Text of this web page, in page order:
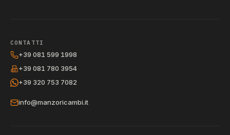
CONTATTI
+39 081 599 1998
+39 081 780 3954
+39 320 753 7082
info@manzoricambi.it